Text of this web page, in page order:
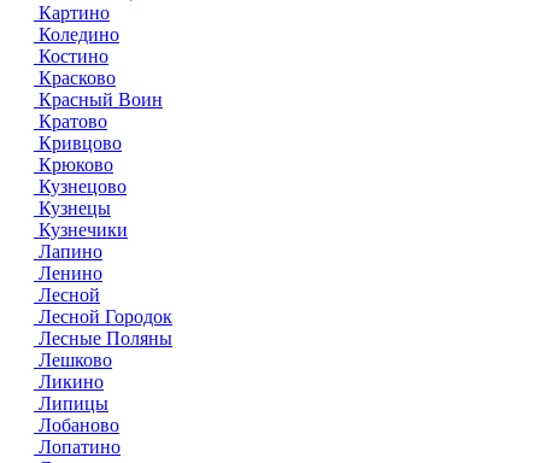
Картино
Коледино
Костино
Красково
Красный Воин
Кратово
Кривцово
Крюково
Кузнецово
Кузнецы
Кузнечики
Лапино
Ленино
Лесной
Лесной Городок
Лесные Поляны
Лешково
Ликино
Липицы
Лобаново
Лопатино